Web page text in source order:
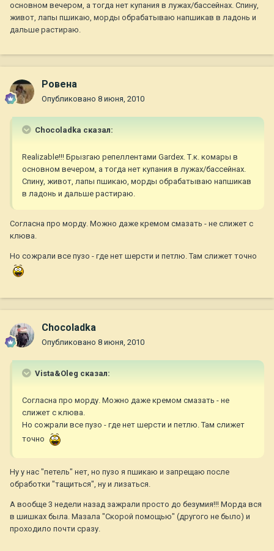
основном вечером, а тогда нет купания в лужах/бассейнах. Спину,
живот, лапы пшикаю, морды обрабатываю напшикав в ладонь и
дальше растираю.
Ровена
Опубликовано 8 июня, 2010
Chocoladka сказал:
Realizable!!! Брызгаю репеллентами Gardex. Т.к. комары в
основном вечером, а тогда нет купания в лужах/бассейнах.
Спину, живот, лапы пшикаю, морды обрабатываю напшикав
в ладонь и дальше растираю.
Согласна про морду. Можно даже кремом смазать - не слижет с
клюва.
Но сожрали все пузо - где нет шерсти и петлю. Там слижет точно
Chocoladka
Опубликовано 8 июня, 2010
Vista&Oleg сказал:
Согласна про морду. Можно даже кремом смазать - не
слижет с клюва.
Но сожрали все пузо - где нет шерсти и петлю. Там слижет
точно
Ну у нас "петель" нет, но пузо я пшикаю и запрещаю после
обработки "тащиться", ну и лизаться.
А вообще 3 недели назад зажрали просто до безумия!!! Морда вся
в шишках была. Мазала "Скорой помощью" (другого не было) и
проходило почти сразу.